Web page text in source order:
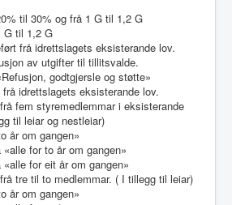
til 30% og frå 1 G til 1,2 G
G til 1,2 G
frå idrettslagets eksisterande lov.
av utgifter til tillitsvalde.
godtgjersle og støtte»
idrettslagets eksisterande lov.
fem styremedlemmar i eksisterande
til leiar og nestleiar)
år om gangen»
for to år om gangen»
for eit år om gangen»
tre til to medlemmar. ( I tillegg til leiar)
år om gangen»